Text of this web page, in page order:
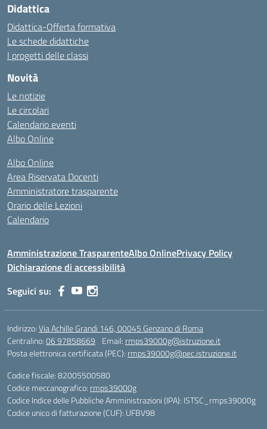
Didattica
Didattica-Offerta formativa
Le schede didattiche
I progetti delle classi
Novità
Le notizie
Le circolari
Calendario eventi
Albo Online
Albo Online
Area Riservata Docenti
Amministratore trasparente
Orario delle Lezioni
Calendario
Amministrazione TrasparenteAlbo OnlinePrivacy Policy
Dichiarazione di accessibilità
Seguici su:
Indirizzo:Via Achille Grandi 146, 00045 Genzano di Roma
Centralino:06 97858669 Email: rmps39000g@istruzione.it
Posta elettronica certificata (PEC): rmps39000g@pec.istruzione.it
Codice fiscale: 82005500580
Codice meccanografico: rmps39000g
Codice Indice delle Pubbliche Amministrazioni (IPA): ISTSC_rmps39000g
Codice unico di fatturazione (CUF): UFBV98